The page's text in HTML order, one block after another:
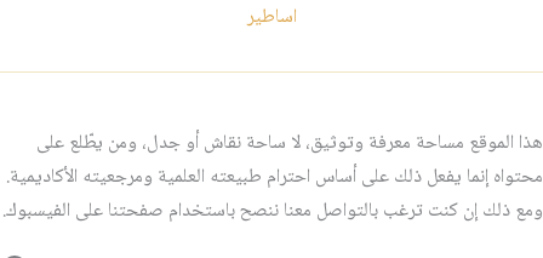
اساطير
هذا الموقع مساحة معرفة وتوثيق، لا ساحة نقاش أو جدل، ومن يطّلع على
محتواه إنما يفعل ذلك على أساس احترام طبيعته العلمية ومرجعيته الأكاديمية.
ومع ذلك إن كنت ترغب بالتواصل معنا ننصح باستخدام صفحتنا على الفيسبوك.